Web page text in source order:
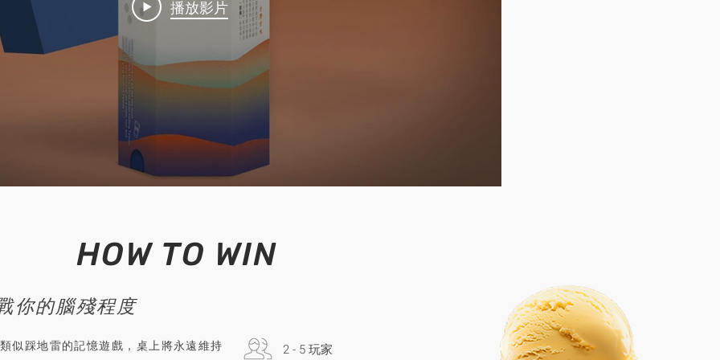
播放影片
HOW TO WIN
你的腦殘程度
似踩地雷的記憶遊戲，桌上將永遠維持
2 - 5 玩家